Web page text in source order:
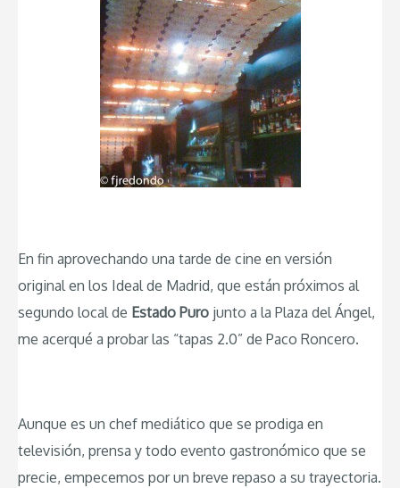
En fin aprovechando una tarde de cine en versión
original en los Ideal de Madrid, que están próximos al
segundo local de Estado Puro junto a la Plaza del Ángel,
me acerqué a probar las “tapas 2.0” de Paco Roncero.
Aunque es un chef mediático que se prodiga en
televisión, prensa y todo evento gastronómico que se
precie, empecemos por un breve repaso a su trayectoria.